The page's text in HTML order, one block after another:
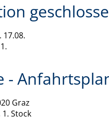
17.08.
-
Graz
1. Stock